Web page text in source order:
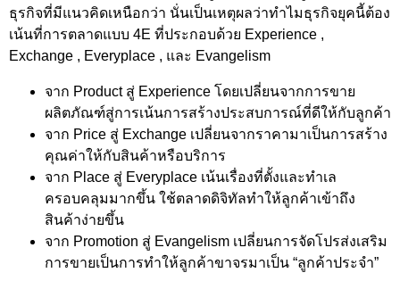
ธุรกิจที่มีแนวคิดเหนือกว่า นั่นเป็นเหตุผลว่าทำไมธุรกิจยุคนี้ต้อง
เน้นที่การตลาดแบบ 4E ที่ประกอบด้วย Experience ,
Exchange , Everyplace , และ Evangelism
จาก Product สู่ Experience โดยเปลี่ยนจากการขาย
ผลิตภัณฑ์สู่การเน้นการสร้างประสบการณ์ที่ดีให้กับลูกค้า
จาก Price สู่ Exchange เปลี่ยนจากราคามาเป็นการสร้าง
คุณค่าให้กับสินค้าหรือบริการ
จาก Place สู่ Everyplace เน้นเรื่องที่ตั้งและทำเล
ครอบคลุมมากขึ้น ใช้ตลาดดิจิทัลทำให้ลูกค้าเข้าถึง
สินค้าง่ายขึ้น
จาก Promotion สู่ Evangelism เปลี่ยนการจัดโปรส่งเสริม
การขายเป็นการทำให้ลูกค้าขาจรมาเป็น “ลูกค้าประจำ”